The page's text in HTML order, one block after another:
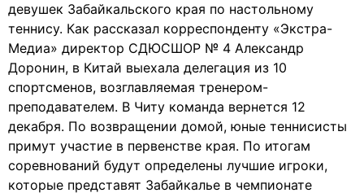
девушек Забайкальского края по настольному
теннису. Как рассказал корреспонденту «Экстра-
Медиа» директор СДЮСШОР № 4 Александр
Доронин, в Китай выехала делегация из 10
спортсменов, возглавляемая тренером-
преподавателем. В Читу команда вернется 12
декабря. По возвращении домой, юные теннисисты
примут участие в первенстве края. По итогам
соревнований будут определены лучшие игроки,
которые представят Забайкалье в чемпионате